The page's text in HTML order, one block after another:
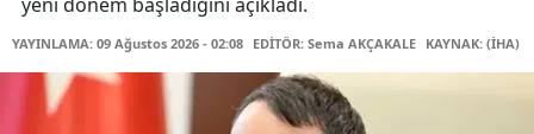
YAYINLAMA: 09 Ağustos 2026 - 02:08 EDİTÖR: Sema AKÇAKALE KAYNAK: (İHA)